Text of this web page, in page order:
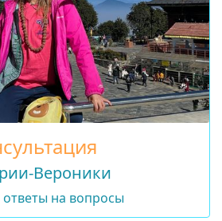
Вероники
на вопросы